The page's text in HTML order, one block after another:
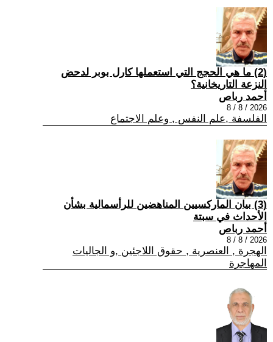
(2) ما هي الحجج التي استعملها كارل بوبر لدحض
النزعة التاريخانية؟
أحمد رباص
2026 / 8 / 8
الفلسفة ,علم النفس , وعلم الاجتماع
(3) بيان الماركسيين المناهضين للرأسمالية بشأن
الأحداث في سبتة
أحمد رباص
2026 / 8 / 8
الهجرة , العنصرية , حقوق اللاجئين ,و الجاليات
المهاجرة